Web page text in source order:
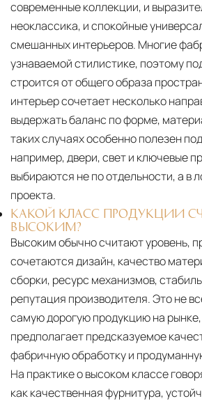
современные коллекции, и
неоклассика, и спокойные
смешанных интерьеров. Многие
узнаваемой стилистике, поэтому
строится от общего образа
интерьер сочетает несколько
выдержать баланс по форме,
таких случаях особенно полезен
например, двери, свет и ключевые
выбираются не по отдельности, а в
проекта.
КАКОЙ КЛАСС ПРОДУКЦИИ
ВЫСОКИМ?
Высоким обычно считают уровень,
сочетаются дизайн, качество
сборки, ресурс механизмов,
репутация производителя. Это не
самую дорогую продукцию на рынке,
предполагает предсказуемое
фабричную обработку и
На практике о высоком классе
как качественная фурнитура,